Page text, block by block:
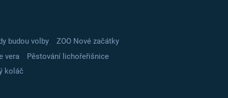
budou volby
ZOO Nové začátky
vera
Pěstování lichořeřišnice
koláč